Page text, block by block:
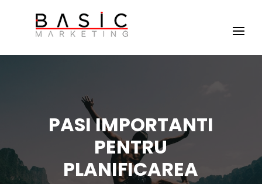
PASI IMPORTANTI
PENTRU
PLANIFICAREA